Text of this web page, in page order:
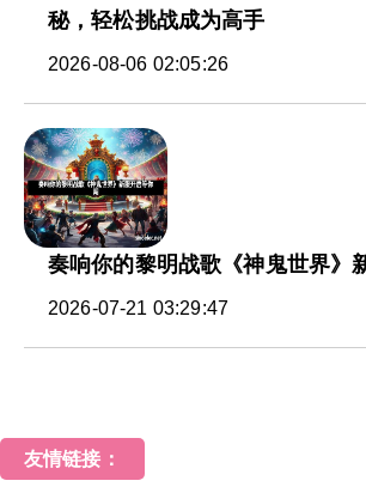
秘，轻松挑战成为高手
2026-08-06 02:05:26
奏响你的黎明战歌《神鬼世界》
2026-07-21 03:29:47
友情链接：